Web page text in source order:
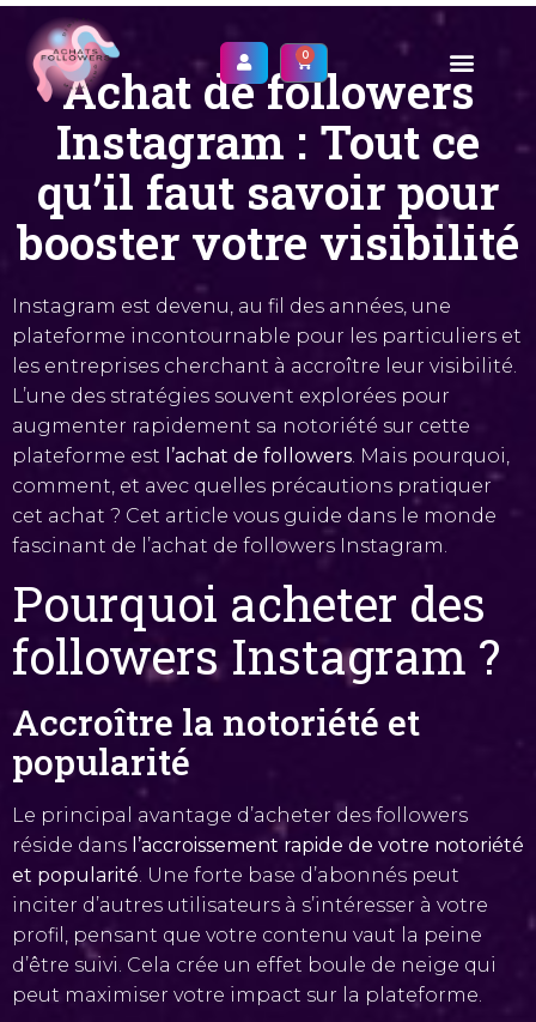
0
Achat de followers
Instagram : Tout ce
qu’il faut savoir pour
booster votre visibilité
Instagram est devenu, au fil des années, une
plateforme incontournable pour les particuliers et
les entreprises cherchant à accroître leur visibilité.
L’une des stratégies souvent explorées pour
augmenter rapidement sa notoriété sur cette
plateforme est l’achat de followers . Mais pourquoi,
comment, et avec quelles précautions pratiquer
cet achat ? Cet article vous guide dans le monde
fascinant de l’achat de followers Instagram.
Pourquoi acheter des
followers Instagram ?
Accroître la notoriété et
popularité
Le principal avantage d’acheter des followers
réside dans l’accroissement rapide de votre notoriété
et popularité. Une forte base d’abonnés peut
inciter d’autres utilisateurs à s’intéresser à votre
profil, pensant que votre contenu vaut la peine
d’être suivi. Cela crée un effet boule de neige qui
peut maximiser votre impact sur la plateforme.